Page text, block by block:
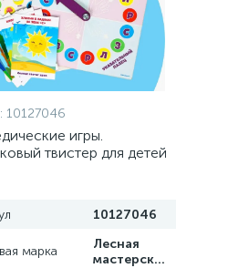
10127046
игры.
твистер для детей
10127046
марка
Лесная
мастерская